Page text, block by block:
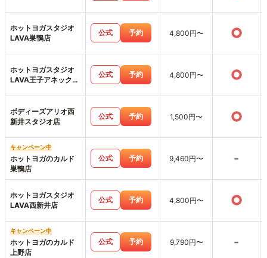
ホットヨガスタジオ
LAVA巣鴨店
公式 予約 4,800円〜 ○
ホットヨガスタジオ
LAVA王子アネックス
公式 予約 4,800円〜 ○
ボディーズアリオ西
新井スタジオ店
公式 予約 1,500円〜 ○
キャンペーン中
ホットヨガのカルド
巣鴨店
公式 予約 9,460円〜 -
ホットヨガスタジオ
LAVA西新井店
公式 予約 4,800円〜 ○
キャンペーン中
ホットヨガのカルド
上野店
公式 予約 9,790円〜 -